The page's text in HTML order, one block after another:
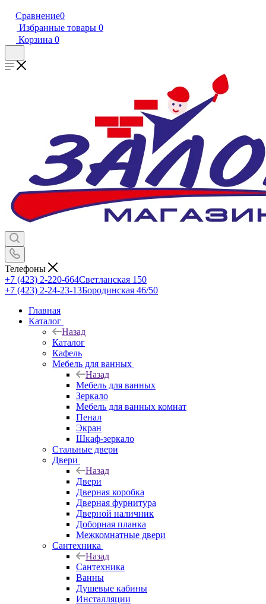
Сравнение0
Избранные товары 0
Корзина 0
Телефоны
+7 (423) 2-220-664Светланская 150
+7 (423) 2-24-23-13Бородинская 46/50
Главная
Каталог
Назад
Каталог
Кафель
Мебель для ванных
Назад
Мебель для ванных
Зеркало
Мебель для ванных комнат
Пенал
Экран
Шкаф-зеркало
Стальные двери
Двери
Назад
Двери
Дверная коробка
Дверная фурнитура
Дверной наличник
Доборная планка
Межкомнатные двери
Сантехника
Назад
Сантехника
Ванны
Душевые кабины
Инсталляции